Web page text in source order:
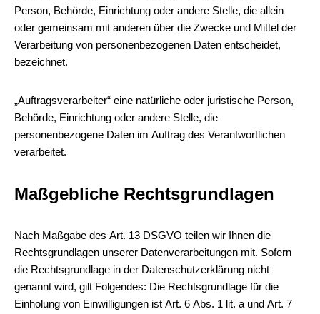
Person, Behörde, Einrichtung oder andere Stelle, die allein
oder gemeinsam mit anderen über die Zwecke und Mittel der
Verarbeitung von personenbezogenen Daten entscheidet,
bezeichnet.
„Auftragsverarbeiter“ eine natürliche oder juristische Person,
Behörde, Einrichtung oder andere Stelle, die
personenbezogene Daten im Auftrag des Verantwortlichen
verarbeitet.
Maßgebliche Rechtsgrundlagen
Nach Maßgabe des Art. 13 DSGVO teilen wir Ihnen die
Rechtsgrundlagen unserer Datenverarbeitungen mit. Sofern
die Rechtsgrundlage in der Datenschutzerklärung nicht
genannt wird, gilt Folgendes: Die Rechtsgrundlage für die
Einholung von Einwilligungen ist Art. 6 Abs. 1 lit. a und Art. 7